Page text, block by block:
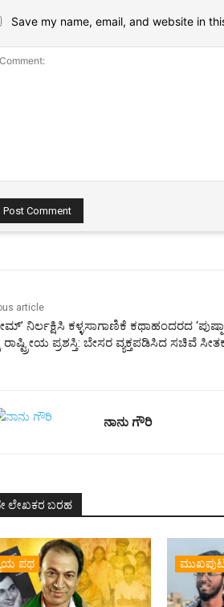
Save my name, email, and website in
article
ನಿರ್ಲಕ್ಷಿಸಿ ಕಳ್ಳಸಾಗಾಣಿಕೆ ಕಥಾಹಂದರದ
ರಾಷ್ಟ್ರೀಯ ಪ್ರಶಸ್ತಿ: ಬೇಸರ ವ್ಯಕ್ತಪಡಿಸಿದ ಸಚಿವೆ
ನಾನು ಗೌರಿ
ಲೇಖಕರ ಬರಹ
ಪಥ